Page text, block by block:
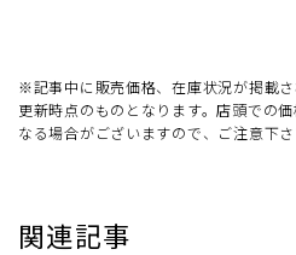
※記事中に販売価格、在庫状況が掲載
更新時点のものとなります。店頭での
なる場合がございますので、ご注意下さ
関連記事